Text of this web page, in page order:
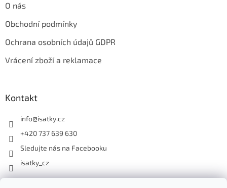
O nás
Obchodní podmínky
Ochrana osobních údajů GDPR
Vrácení zboží a reklamace
Kontakt
info@isatky.cz
+420 737 639 630
Sledujte nás na Facebooku
isatky_cz